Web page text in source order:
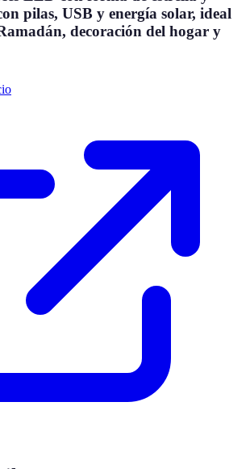
pilas, USB y energía solar, ideal
decoración del hogar y